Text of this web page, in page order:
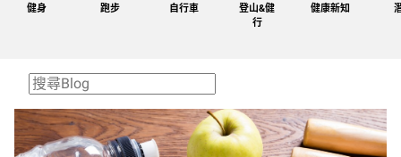
健身 跑步 自行車
登山&健
行
健康新知